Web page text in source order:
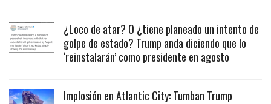
¿Loco de atar? O ¿tiene planeado un intento de
golpe de estado? Trump anda diciendo que lo
‘reinstalarán’ como presidente en agosto
Implosión en Atlantic City: Tumban Trump